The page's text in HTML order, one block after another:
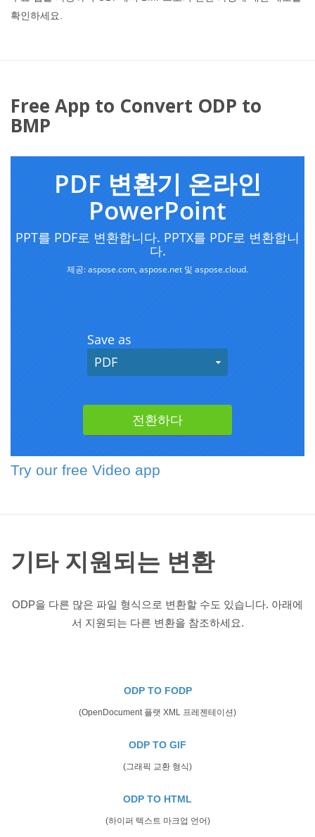
확인하세요.
Free App to Convert ODP to
BMP
Try our free Video app
기타 지원되는 변환
ODP을 다른 많은 파일 형식으로 변환할 수도 있습니다. 아래에
서 지원되는 다른 변환을 참조하세요.
ODP TO FODP
(OpenDocument 플랫 XML 프레젠테이션)
ODP TO GIF
(그래픽 교환 형식)
ODP TO HTML
(하이퍼 텍스트 마크업 언어)